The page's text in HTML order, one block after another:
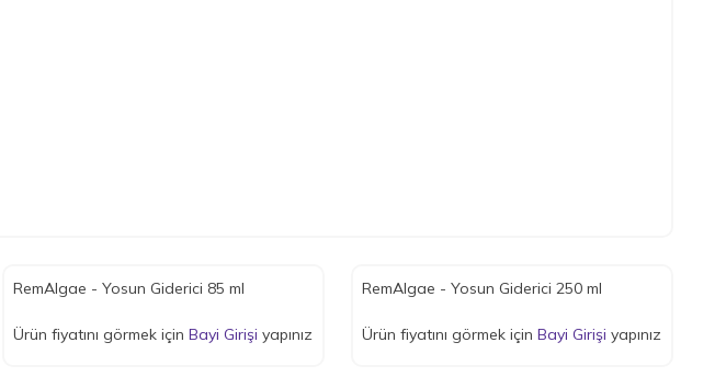
RemAlgae - Yosun Giderici 85 ml
Ürün fiyatını görmek için Bayi Girişi yapınız
RemAlgae - Yosun Giderici 250 ml
Ürün fiyatını görmek için Bayi Girişi yapınız